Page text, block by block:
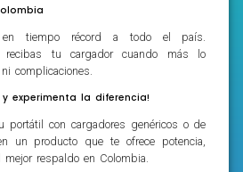
en tiempo récord a todo el país.
recibas tu cargador cuando más lo
complicaciones.
experimenta la diferencia!
portátil con cargadores genéricos o de
un producto que te ofrece potencia,
respaldo en Colombia.